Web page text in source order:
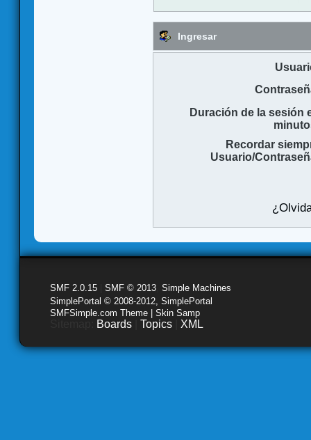
Ingresar
Duración de la sesión
Recordar
Usuario/
SMF 2.0.15 SMF © 2013 Simple Machines
SimplePortal © 2008-2012, SimplePortal
SMFSimple.com Theme | Skin Samp
Boards Topics XML